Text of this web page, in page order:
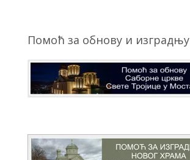
Помоћ за обнову и изградњу